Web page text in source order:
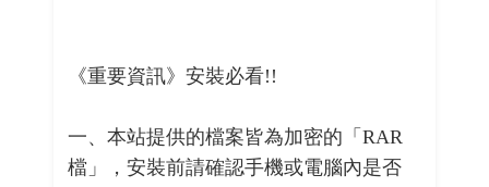
《重要資訊》安裝必看!!
一、本站提供的檔案皆為加密的「RAR
檔」，安裝前請確認手機或電腦內是否